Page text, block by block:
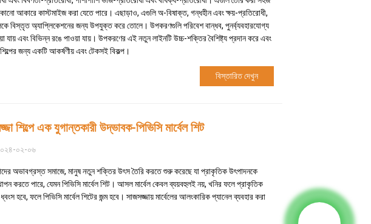
আকারে কাস্টমাইজ করা যেতে পারে। এছাড়াও, এগুলি অ-বিষাক্ত, গন্ধহীন এবং ক্ষয়-প্রতিরোধী,
বিস্তৃত অ্যাপ্লিকেশনের জন্য উপযুক্ত করে তোলে। উপকরণগুলি পরিবেশ বান্ধব, পুনর্ব্যবহারযোগ্য
যায় এবং বিভিন্ন রঙে পাওয়া যায়। উপকরণের এই নতুন লাইনটি উচ্চ-শক্তির বৈশিষ্ট্য প্রদান করে এবং
জন্য একটি আকর্ষণীয় এবং টেকসই বিকল্প।
বিস্তারিত দেখুন
শিল্পে এক যুগান্তকারী উদ্ভাবক-পিভিসি মার্বেল শিট
০২-০৬
অভাবগ্রস্ত সমাজে, মানুষ নতুন শক্তির উৎস তৈরি করতে শুরু করেছে যা প্রাকৃতিক উৎপাদনকে
করতে পারে, যেমন পিভিসি মার্বেল শিট। আসল মার্বেল কেবল ব্যয়বহুলই নয়, খনির ফলে প্রাকৃতিক
হবে, ফলে পিভিসি মার্বেল শিটের জন্ম হবে। সাজসজ্জায় মার্বেলের আলংকারিক প্যানেল ব্যবহার করা